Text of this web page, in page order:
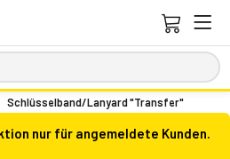
Schlüsselband/Lanyard "Transfer"
nur für angemeldete Kunden.